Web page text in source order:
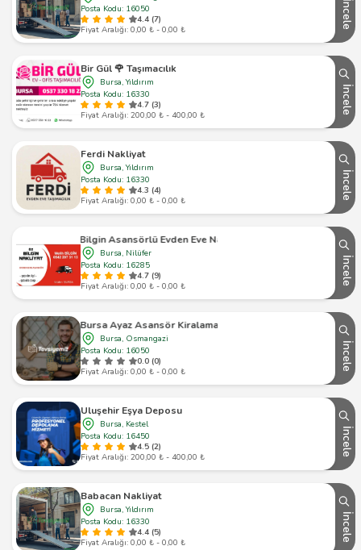
Posta Kodu: 16050
4.4 (7)
Fiyat Aralığı: 0,00 ₺ - 0,00 ₺
İncele
Bir Gül 🌹 Taşımacılık
Bursa, Yıldırım
Posta Kodu: 16330
4.7 (3)
Fiyat Aralığı: 200,00 ₺ - 400,00 ₺
İncele
Ferdi Nakliyat
Bursa, Yıldırım
Posta Kodu: 16330
4.3 (4)
Fiyat Aralığı: 0,00 ₺ - 0,00 ₺
İncele
Öz Bilgin Asansörlü Evden Eve Nakliyat
Bursa, Nilüfer
Posta Kodu: 16285
4.7 (9)
Fiyat Aralığı: 0,00 ₺ - 0,00 ₺
İncele
Bursa Ayaz Asansör Kiralama
Bursa, Osmangazi
Posta Kodu: 16050
0.0 (0)
Fiyat Aralığı: 0,00 ₺ - 0,00 ₺
İncele
Uluşehir Eşya Deposu
Bursa, Kestel
Posta Kodu: 16450
4.5 (2)
Fiyat Aralığı: 200,00 ₺ - 400,00 ₺
İncele
Babacan Nakliyat
Bursa, Yıldırım
Posta Kodu: 16330
4.4 (5)
Fiyat Aralığı: 0,00 ₺ - 0,00 ₺
İncele